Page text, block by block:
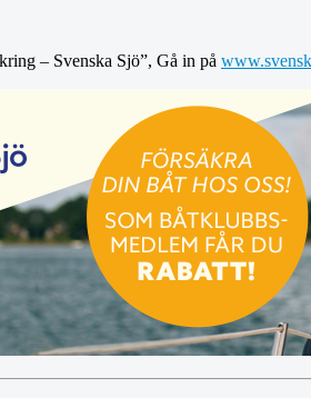
– Svenska Sjö”, Gå in på